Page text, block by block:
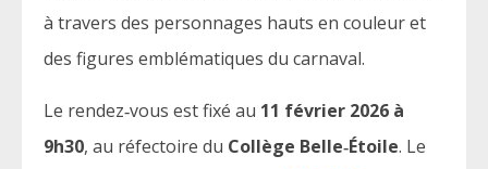
à travers des personnages hauts en couleur et
des figures emblématiques du carnaval.
Le rendez‑vous est fixé au 11 février 2026 à
9h30, au réfectoire du Collège Belle‑Étoile. Le